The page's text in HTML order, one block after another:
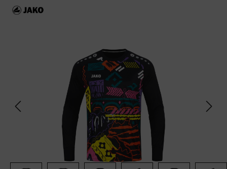
Bildergalerie überspringen